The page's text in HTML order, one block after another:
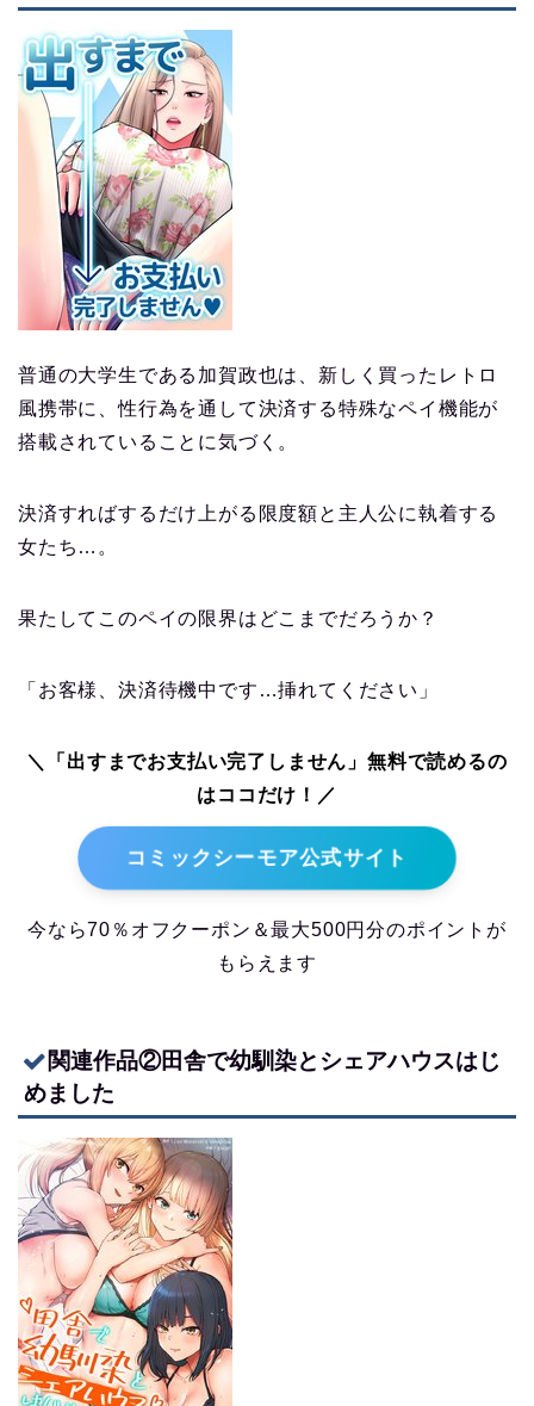
普通の大学生である加賀政也は、新しく買ったレトロ
風携帯に、性行為を通して決済する特殊なペイ機能が
搭載されていることに気づく。
決済すればするだけ上がる限度額と主人公に執着する
女たち…。
果たしてこのペイの限界はどこまでだろうか？
「お客様、決済待機中です…挿れてください」
＼「出すまでお支払い完了しません」無料で読めるの
はココだけ！／
コミックシーモア公式サイト
今なら70％オフクーポン＆最大500円分のポイントが
もらえます
関連作品②田舎で幼馴染とシェアハウスはじ
めました